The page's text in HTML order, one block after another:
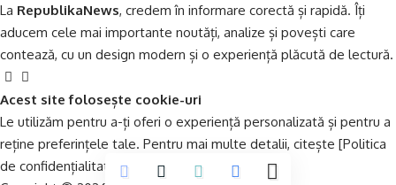
La RepublikaNews, credem în informare corectă și rapidă. Îți
aducem cele mai importante noutăți, analize și povești care
contează, cu un design modern și o experiență plăcută de lectură.
Acest site folosește cookie-uri
Le utilizăm pentru a-ți oferi o experiență personalizată și pentru a
reține preferințele tale. Pentru mai multe detalii, citește [Politica
de confidențialitate].